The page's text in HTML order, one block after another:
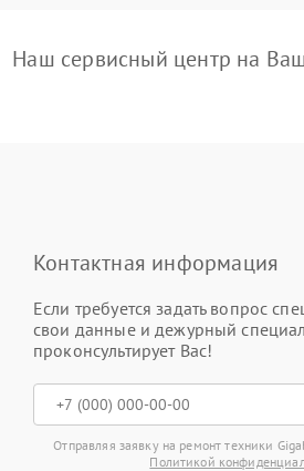
Наш сервисный центр на
Контактная информация
Если требуется задать вопрос
свои данные и дежурный
проконсультирует Вас!
Отправляя заявку на ремонт техники
Политикой